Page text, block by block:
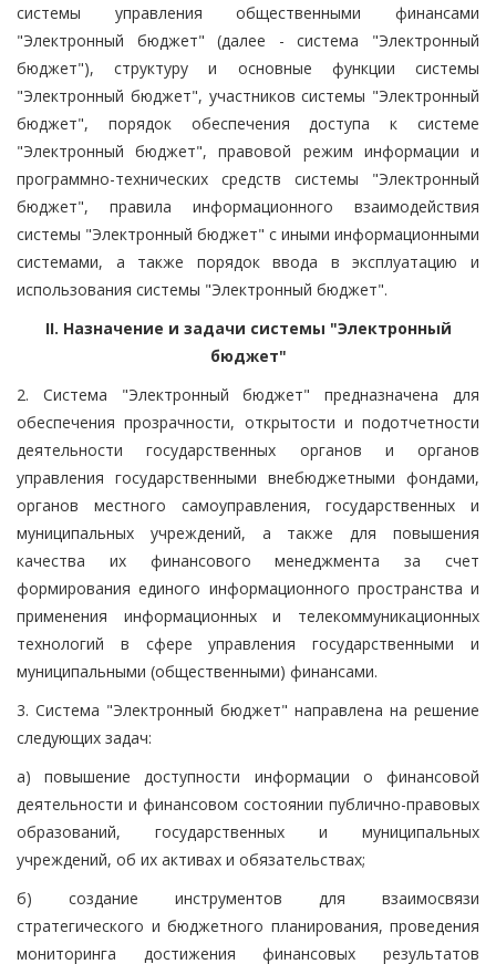
системы управления общественными финансами
"Электронный бюджет" (далее - система "Электронный
бюджет"), структуру и основные функции системы
"Электронный бюджет", участников системы "Электронный
бюджет", порядок обеспечения доступа к системе
"Электронный бюджет", правовой режим информации и
программно-технических средств системы "Электронный
бюджет", правила информационного взаимодействия
системы "Электронный бюджет" с иными информационными
системами, а также порядок ввода в эксплуатацию и
использования системы "Электронный бюджет".
II. Назначение и задачи системы "Электронный
бюджет"
2. Система "Электронный бюджет" предназначена для
обеспечения прозрачности, открытости и подотчетности
деятельности государственных органов и органов
управления государственными внебюджетными фондами,
органов местного самоуправления, государственных и
муниципальных учреждений, а также для повышения
качества их финансового менеджмента за счет
формирования единого информационного пространства и
применения информационных и телекоммуникационных
технологий в сфере управления государственными и
муниципальными (общественными) финансами.
3. Система "Электронный бюджет" направлена на решение
следующих задач:
а) повышение доступности информации о финансовой
деятельности и финансовом состоянии публично-правовых
образований, государственных и муниципальных
учреждений, об их активах и обязательствах;
б) создание инструментов для взаимосвязи
стратегического и бюджетного планирования, проведения
мониторинга достижения финансовых результатов